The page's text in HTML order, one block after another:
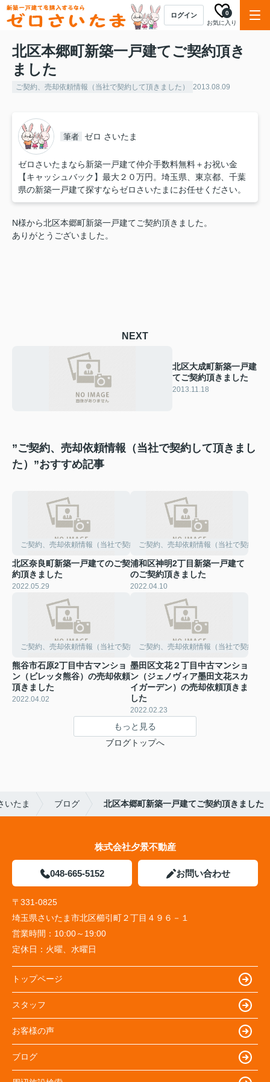
ログイン
お気に入り
0
北区本郷町新築一戸建てご契約頂き
ました
ご契約、売却依頼情報（当社で契約して頂きました） 2013.08.09
筆者 ゼロ さいたま
ゼロさいたまなら新築一戸建て仲介手数料無料＋お祝い金
【キャッシュバック】最大２０万円。埼玉県、東京都、千葉
県の新築一戸建て探すならゼロさいたまにお任せください。
N様から北区本郷町新築一戸建てご契約頂きました。
ありがとうございました。
NEXT
北区大成町新築一戸建
てご契約頂きました
2013.11.18
”ご契約、売却依頼情報（当社で契約して頂きまし
た）”おすすめ記事
ご契約、売却依頼情報（当社で契約して頂きました）
北区奈良町新築一戸建てのご契
約頂きました
2022.05.29
ご契約、売却依頼情報（当社で契約し
浦和区神明2丁目新築一戸建て
のご契約頂きました
2022.04.10
ご契約、売却依頼情報（当社で契約して頂きました）
熊谷市石原2丁目中古マンショ
ン（ビレッタ熊谷）の売却依頼
頂きました
2022.04.02
ご契約、売却依頼情報（当社で契約し
墨田区文花２丁目中古マンショ
ン（ジェノヴィア墨田文花スカ
イガーデン）の売却依頼頂きま
した
2022.02.23
もっと見る
ブログトップへ
いたま ブログ 北区本郷町新築一戸建てご契約頂きました
株式会社夕景不動産
048-665-5152 お問い合わせ
〒331-0825
埼玉県さいたま市北区櫛引町２丁目４９６－１
営業時間： 10:00～19:00
定休日： 火曜、水曜日
トップページ
スタッフ
お客様の声
ブログ